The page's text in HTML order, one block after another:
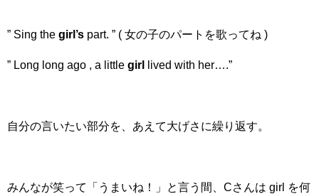
” Sing the girl’s part. ” ( 女の子のパートを歌ってね )
” Long long ago , a little girl lived with her….”
自分の言いたい部分を、あえて大げさに繰り返す。
みんなが笑って「うまいね！」と言う間、Cさんは girl を何